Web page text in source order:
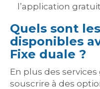
l’application
Quels sont
disponibles
Fixe duale ?
En plus des
souscrire à des